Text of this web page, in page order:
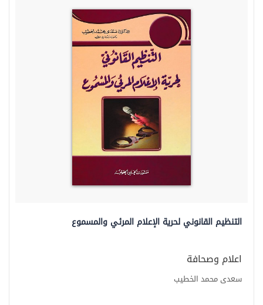
التنظيم القانوني لحرية الإعلام المرئي والمسموع
اعلام وصحافة
سعدى محمد الخطيب